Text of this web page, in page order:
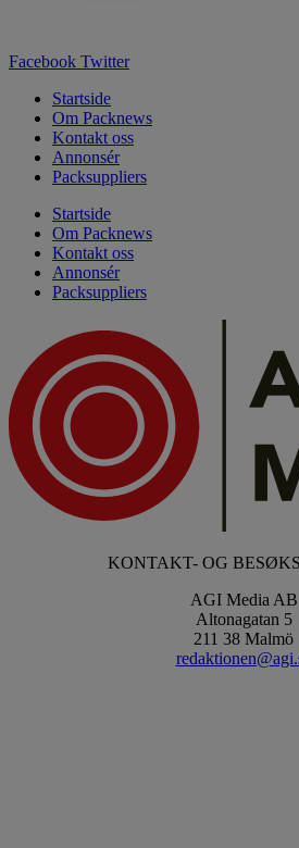
Facebook Twitter
Startside
Om Packnews
Kontakt oss
Annonsér
Packsuppliers
Startside
Om Packnews
Kontakt oss
Annonsér
Packsuppliers
KONTAKT- OG
AGI Media AB
Altonagatan 5
211 38 Malmö